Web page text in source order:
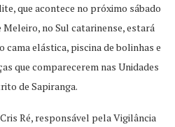
que acontece no próximo sábado
Meleiro, no Sul catarinense, estará
cama elástica, piscina de bolinhas e
que comparecerem nas Unidades
de Sapiranga.
Ré, responsável pela Vigilância